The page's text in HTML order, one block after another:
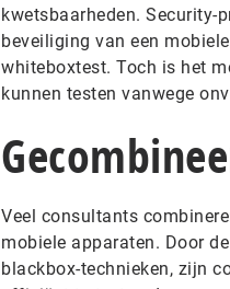
kwetsbaarheden. Security-
beveiliging van een
whiteboxtest. Toch is het
kunnen testen vanwege
Veel consultants
mobiele apparaten. Door
blackbox-technieken, zijn